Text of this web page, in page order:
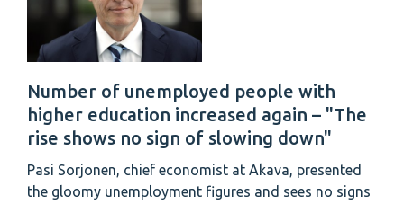
Number of unemployed people with
higher education increased again – "The
rise shows no sign of slowing down"
Pasi Sorjonen, chief economist at Akava, presented
the gloomy unemployment figures and sees no signs